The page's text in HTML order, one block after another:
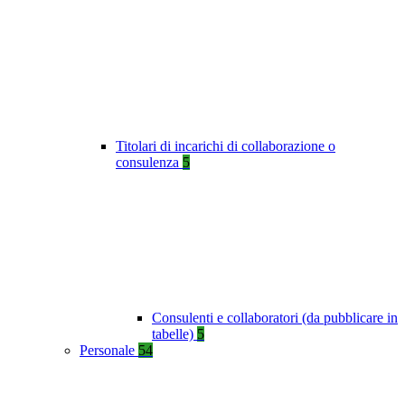
Titolari di incarichi di collaborazione o
consulenza 5
Consulenti e collaboratori (da pubblicare in
tabelle) 5
Personale 54